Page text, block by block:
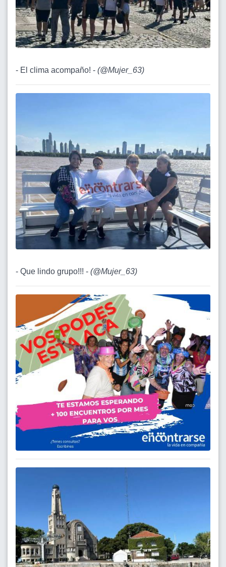
- El clima acompaño! - (@Mujer_63)
- Que lindo grupo!!! - (@Mujer_63)